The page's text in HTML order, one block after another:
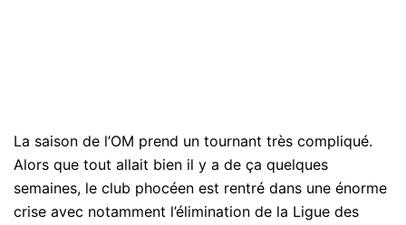
La saison de l’OM prend un tournant très compliqué.
Alors que tout allait bien il y a de ça quelques
semaines, le club phocéen est rentré dans une énorme
crise avec notamment l’élimination de la Ligue des